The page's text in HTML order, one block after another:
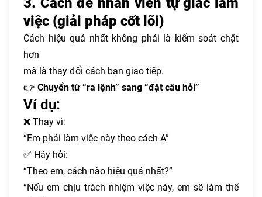
việc (giải pháp cốt lõi)
Cách hiệu quả nhất không phải là kiểm soát chặt
hơn
mà là thay đổi cách bạn giao tiếp.
👉 Chuyển từ “ra lệnh” sang “đặt câu hỏi”
Ví dụ:
❌ Thay vì:
“Em phải làm việc này theo cách A”
✅ Hãy hỏi:
“Theo em, cách nào hiệu quả nhất?”
“Nếu em chịu trách nhiệm việc này, em sẽ làm thế